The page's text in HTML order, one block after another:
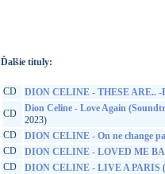
Ďalšie tituly:
CD
DION CELINE - THESE ARE.. -
CD
Dion Celine - Love Again
2023)
CD
DION CELINE - On ne change
CD
DION CELINE - LOVED ME
CD
DION CELINE - LIVE A PARIS